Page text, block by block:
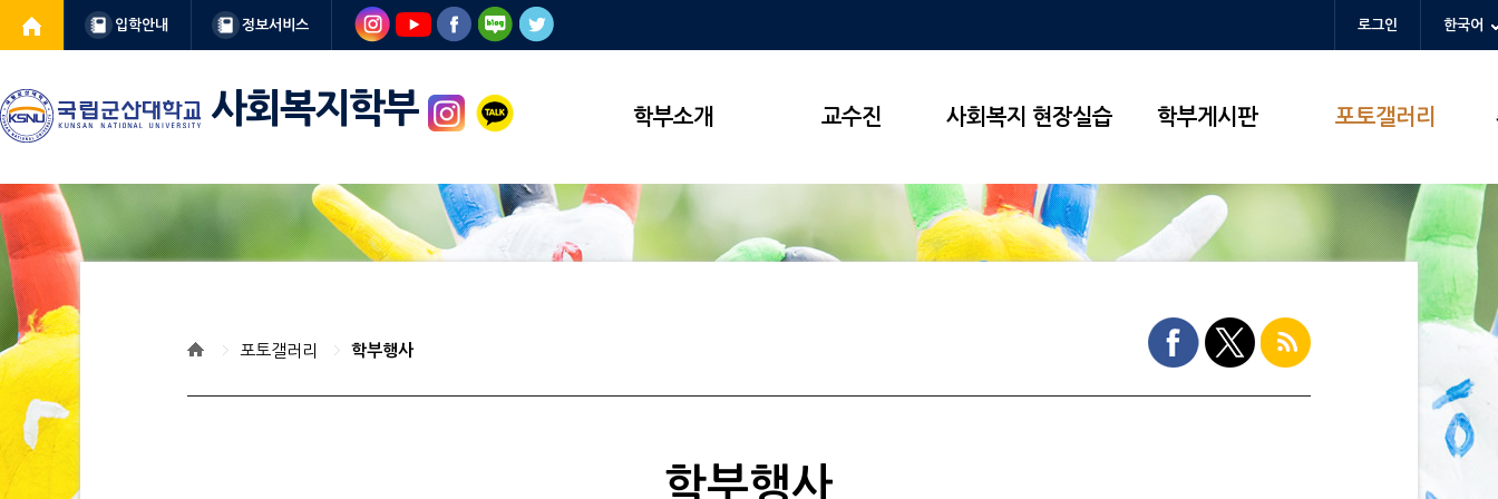
입학안내 정보서비스 로그인 한국어
사회복지학부 학부소개 교수진 사회복지 현장실습 학부게시판 포토갤러리
포토갤러리 학부행사
학부행사